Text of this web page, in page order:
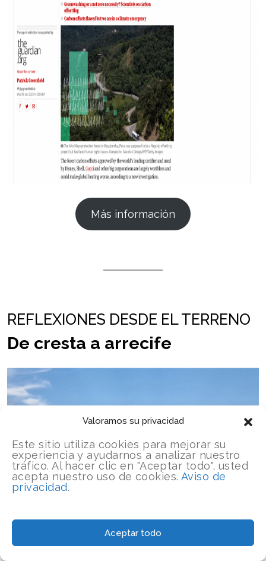
Valoramos su privacidad
Este sitio utiliza cookies para mejorar su
experiencia y ayudarnos a analizar nuestro
tráfico. Al hacer clic en "Aceptar todo", usted
acepta nuestro uso de cookies. Aviso de
privacidad.
Aceptar todo
Más información
REFLEXIONES DESDE EL TERRENO
De cresta a arrecife